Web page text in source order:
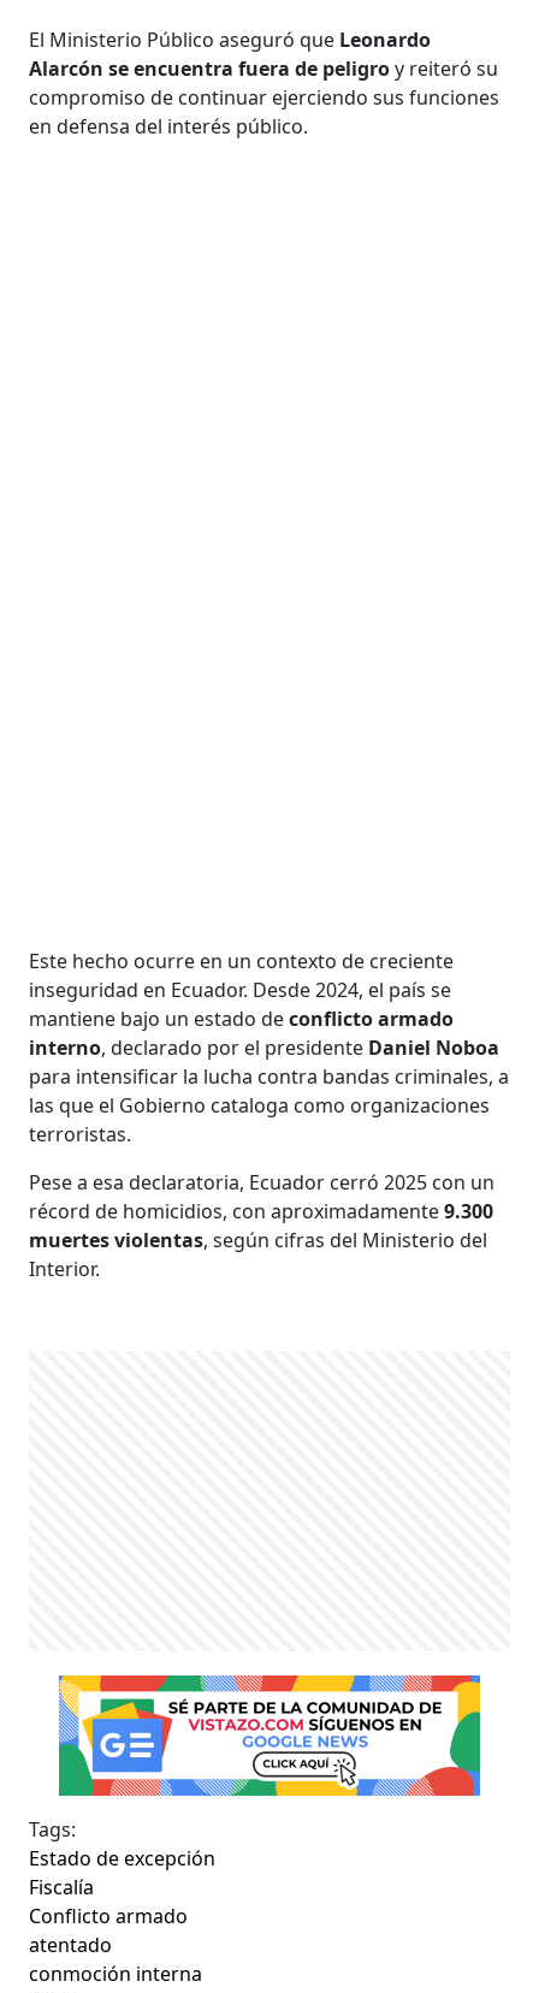
El Ministerio Público aseguró que Leonardo
Alarcón se encuentra fuera de peligroy reiteró su
compromiso de continuar ejerciendo sus funciones
en defensa del interés público.
Este hecho ocurre en un contexto de creciente
inseguridad en Ecuador. Desde 2024, el país se
mantiene bajo un estado deconflicto armado
interno, declarado por el presidente Daniel Noboa
para intensificar la lucha contra bandas criminales, a
las que el Gobierno cataloga como organizaciones
terroristas.
Pese a esa declaratoria, Ecuador cerró 2025 con un
récord de homicidios, con aproximadamente9.300
muertes violentas, según cifras del Ministerio del
Interior.
Tags:
Estado de excepción
Fiscalía
Conflicto armado
atentado
conmoción interna